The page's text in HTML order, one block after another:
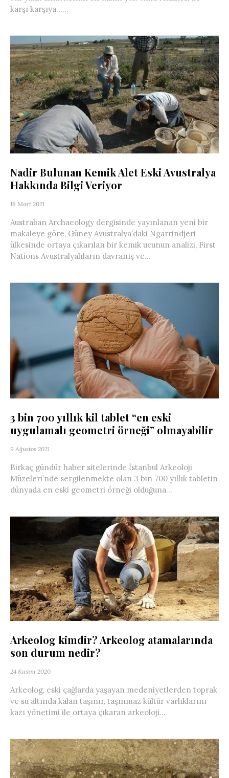
karşı karşıya…...
Nadir Bulunan Kemik Alet Eski Avustralya
Hakkında Bilgi Veriyor
18 Mart 2021
Australian Archaeology dergisinde yayınlanan yeni bir
makaleye göre, Güney Avustralya’daki Ngarrindjeri
ülkesinde ortaya çıkarılan bir kemik ucunun analizi, First
Nations Avustralyalıların davranış ve...
3 bin 700 yıllık kil tablet “en eski
uygulamalı geometri örneği” olmayabilir
9 Ağustos 2021
Birkaç gündür haber sitelerinde İstanbul Arkeoloji
Müzeleri’nde sergilenmekte olan 3 bin 700 yıllık tabletin
dünyada en eski geometri örneği olduğuna...
Arkeolog kimdir? Arkeolog atamalarında
son durum nedir?
24 Kasım 2020
Arkeolog, eski çağlarda yaşayan medeniyetlerden toprak
ve su altında kalan taşınır, taşınmaz kültür varlıklarını
kazı yönetimi ile ortaya çıkaran arkeoloji...